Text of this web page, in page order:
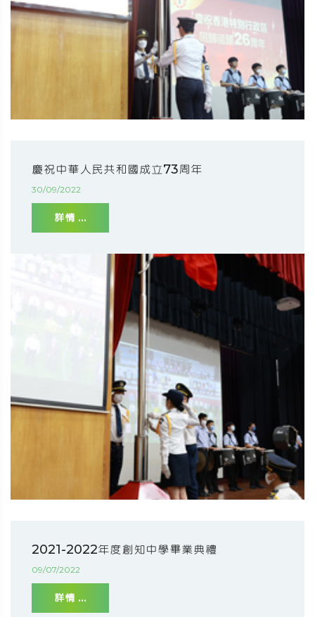
慶祝中華人民共和國成立73周年
30/09/2022
詳情 ...
2021-2022年度創知中學畢業典禮
09/07/2022
詳情 ...